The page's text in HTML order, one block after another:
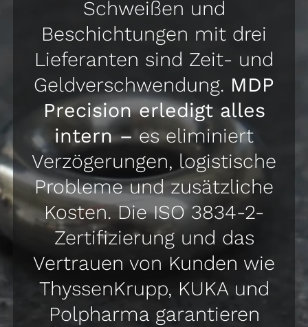
Schweißen und
Beschichtungen mit drei
Lieferanten sind Zeit- und
Geldverschwendung. MDP
Precision erledigt alles
intern –es eliminiert
Verzögerungen, logistische
Probleme und zusätzliche
Kosten. Die ISO 3834-2-
Zertifizierung und das
Vertrauen von Kunden wie
ThyssenKrupp, KUKA und
Polpharma garantieren